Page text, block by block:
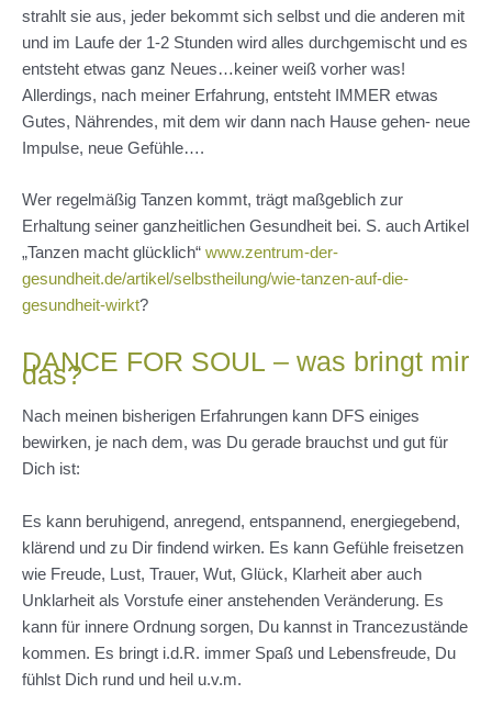
strahlt sie aus, jeder bekommt sich selbst und die anderen mit
und im Laufe der 1-2 Stunden wird alles durchgemischt und es
entsteht etwas ganz Neues…keiner weiß vorher was!
Allerdings, nach meiner Erfahrung, entsteht IMMER etwas
Gutes, Nährendes, mit dem wir dann nach Hause gehen- neue
Impulse, neue Gefühle….
Wer regelmäßig Tanzen kommt, trägt maßgeblich zur
Erhaltung seiner ganzheitlichen Gesundheit bei. S. auch Artikel
„Tanzen macht glücklich“ www.zentrum-der-
gesundheit.de/artikel/selbstheilung/wie-tanzen-auf-die-
gesundheit-wirkt?
DANCE FOR SOUL – was bringt mir
das?
Nach meinen bisherigen Erfahrungen kann DFS einiges
bewirken, je nach dem, was Du gerade brauchst und gut für
Dich ist:
Es kann beruhigend, anregend, entspannend, energiegebend,
klärend und zu Dir findend wirken. Es kann Gefühle freisetzen
wie Freude, Lust, Trauer, Wut, Glück, Klarheit aber auch
Unklarheit als Vorstufe einer anstehenden Veränderung. Es
kann für innere Ordnung sorgen, Du kannst in Trancezustände
kommen. Es bringt i.d.R. immer Spaß und Lebensfreude, Du
fühlst Dich rund und heil u.v.m.